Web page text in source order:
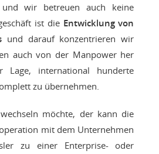
wir betreuen auch keine
ist die Entwicklung von
und darauf konzentrieren wir
auch von der Manpower her
international hunderte
zu übernehmen.
möchte, der kann die
mit dem Unternehmen
zu einer Enterprise- oder